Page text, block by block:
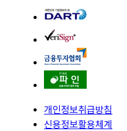
개인정보취급방침
신용정보활용체계